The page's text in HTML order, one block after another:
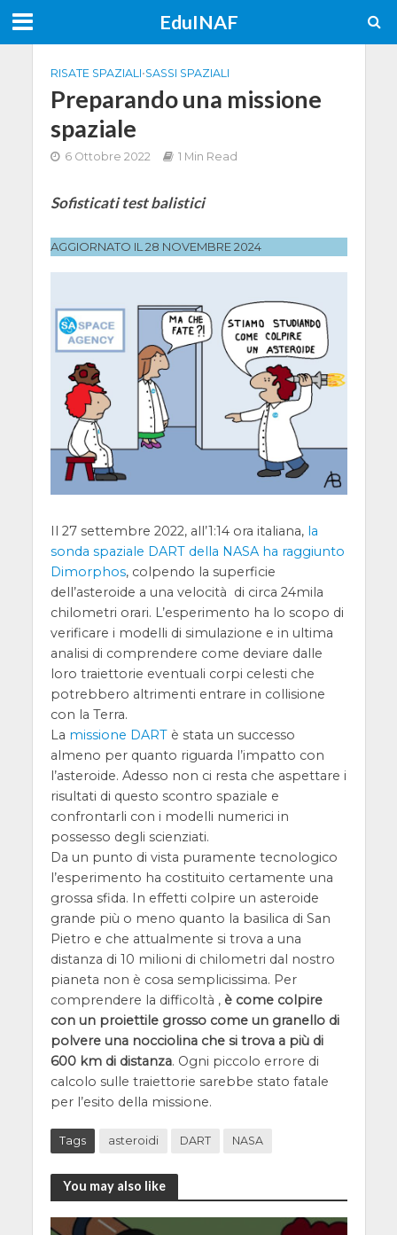
EduINAF
RISATE SPAZIALI•SASSI SPAZIALI
Preparando una missione
spaziale
6 Ottobre 2022 1 Min Read
Sofisticati test balistici
AGGIORNATO IL 28 NOVEMBRE 2024
Il 27 settembre 2022, all’1:14 ora italiana, la
sonda spaziale DART della NASA ha raggiunto
Dimorphos, colpendo la superficie
dell’asteroide a una velocità di circa 24mila
chilometri orari. L’esperimento ha lo scopo di
verificare i modelli di simulazione e in ultima
analisi di comprendere come deviare dalle
loro traiettorie eventuali corpi celesti che
potrebbero altrimenti entrare in collisione
con la Terra.
La missione DARTè stata un successo
almeno per quanto riguarda l’impatto con
l’asteroide. Adesso non ci resta che aspettare i
risultati di questo scontro spaziale e
confrontarli con i modelli numerici in
possesso degli scienziati.
Da un punto di vista puramente tecnologico
l’esperimento ha costituito certamente una
grossa sfida. In effetti colpire un asteroide
grande più o meno quanto la basilica di San
Pietro e che attualmente si trova a una
distanza di 10 milioni di chilometri dal nostro
pianeta non è cosa semplicissima. Per
comprendere la difficoltà , è come colpire
con un proiettile grosso come un granello di
polvere una nocciolina che si trova a più di
600 km di distanza. Ogni piccolo errore di
calcolo sulle traiettorie sarebbe stato fatale
per l’esito della missione.
Tags asteroidi DART NASA
You may also like